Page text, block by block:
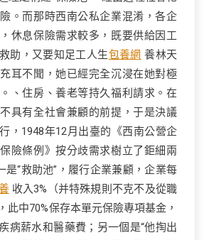
。而那時西南公私企業混淆，各企
休息保險需求較多，既要供給因工
助，又要知足工人生包養網 養林天
耳不聞，她已經完全沉浸在她對極
、住房、養老等持久福利請求。在
具有全社會兼顧的前提，于是決議
，1948年12月出臺的《西南公營企
險條例》按分歧需求樹立了鉅細兩
是“救助池”，履行企業兼顧，企業每
收入3%（并特殊規則不克不及從職
此中70%保存本單元保險專項基金，
病薪水和醫藥費；另一個是“他掏出